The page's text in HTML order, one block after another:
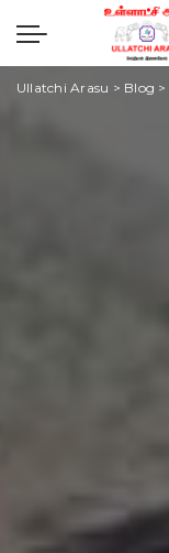
Ullatchi Arasu > Blog >